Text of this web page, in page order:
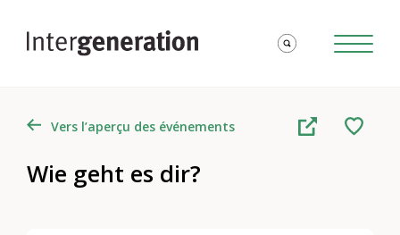
Vers l’aperçu des événements
Wie geht es dir?